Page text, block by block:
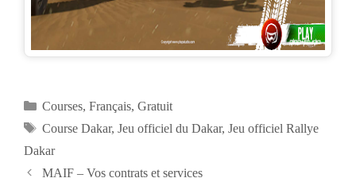
Catégories
Courses, Français, Gratuit
Étiquettes
Course Dakar, Jeu officiel du Dakar, Jeu officiel Rallye
Dakar
Navigation
MAIF – Vos contrats et services